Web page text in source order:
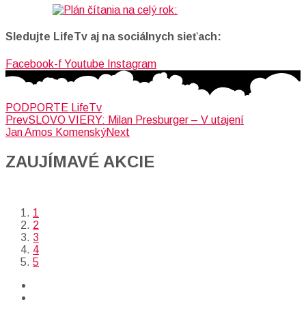
Sledujte LifeTv aj na sociálnych sieťach:
Facebook-f Youtube Instagram
PODPORTE LifeTv
PrevSLOVO VIERY: Milan Presburger – V utajení
Jan Amos KomenskýNext
ZAUJÍMAVÉ AKCIE​
1
2
3
4
5